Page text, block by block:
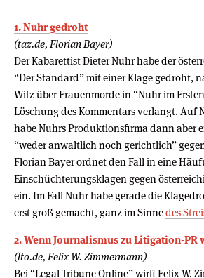
1. Nuhr gedroht
(taz.de, Florian Bayer)
Der Kabarettist Dieter Nuhr habe der
“Der Standard” mit einer Klage gedroht,
Witz über Frauenmorde in “Nuhr im
Löschung des Kommentars verlangt. Auf
habe Nuhrs Produktionsfirma dann aber
“weder anwaltlich noch gerichtlich”
Florian Bayer ordnet den Fall in eine
Einschüchterungsklagen gegen
ein. Im Fall Nuhr habe gerade die
erst groß gemacht, ganz im Sinnedes
2. Wenn Jour­na­lismus zu Liti­ga­tion-PR
(lto.de, Felix W. Zimmermann)
Bei “Legal Tribune Online” wirft Felix W.